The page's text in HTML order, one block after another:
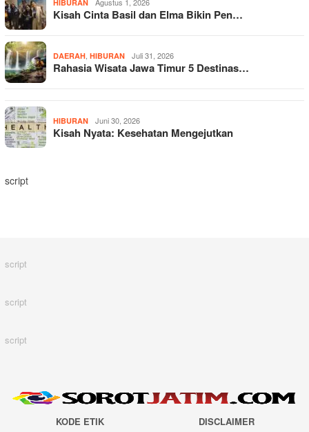
HIBURAN
Kisah Cinta Basil dan Elma Bikin Pen…
DAERAH HIBURAN Juli 31, 2026
Rahasia Wisata Jawa Timur 5 Destinas…
HIBURAN Juni 30, 2026
Kisah Nyata: Kesehatan Mengejutkan
script
script
script
script
KODE ETIK DISCLAIMER